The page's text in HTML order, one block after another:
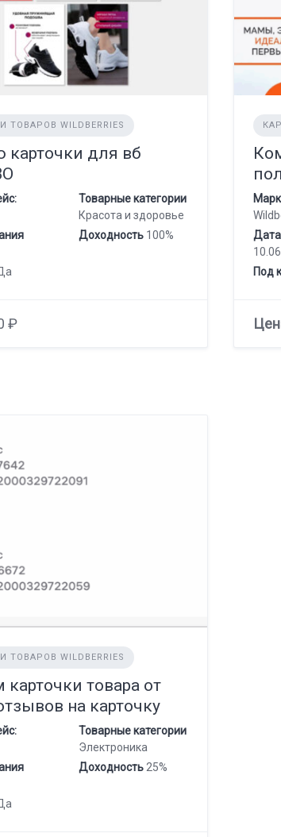
ТОВАРОВ WILDBERRIES
карточки для вб
Товарные категории
Красота и здоровье
Доходность100%
₽
Под
ТОВАРОВ WILDBERRIES
карточки товара от
на карточку
Товарные категории
Электроника
Доходность25%